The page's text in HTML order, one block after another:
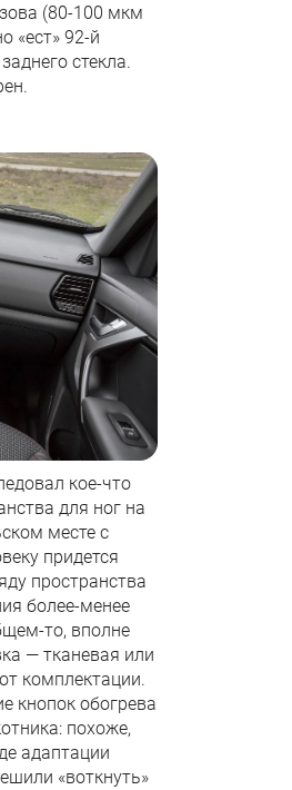
(80-100 мкм
«ест» 92-й
стекла.
кое-что
для ног на
месте с
придется
пространства
более-менее
то, вполне
— тканевая или
комплектации.
кнопок обогрева
похоже,
адаптации
«воткнуть»